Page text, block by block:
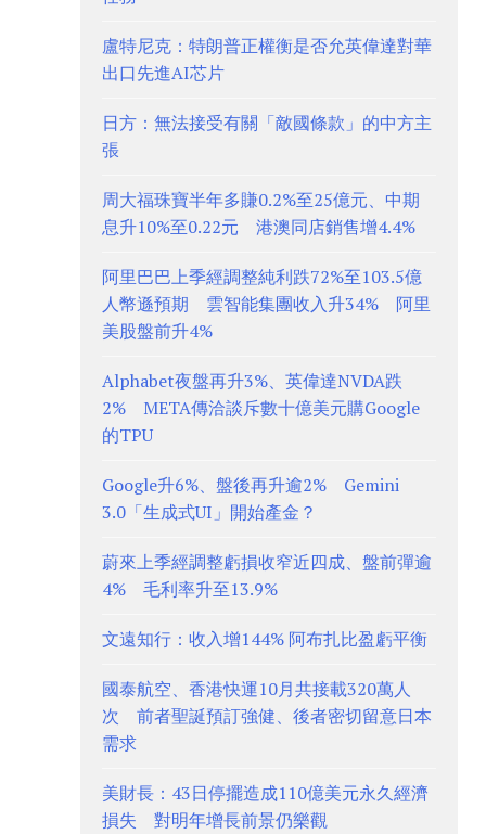
盧特尼克：特朗普正權衡是否允英偉達對華
出口先進AI芯片
日方：無法接受有關「敵國條款」的中方主
張
周大福珠寶半年多賺0.2%至25億元、中期
息升10%至0.22元 港澳同店銷售增4.4%
阿里巴巴上季經調整純利跌72%至103.5億
人幣遜預期 雲智能集團收入升34% 阿里
美股盤前升4%
Alphabet夜盤再升3%、英偉達NVDA跌
2% META傳洽談斥數十億美元購Google
的TPU
Google升6%、盤後再升逾2% Gemini
3.0「生成式UI」開始產金？
蔚來上季經調整虧損收窄近四成、盤前彈逾
4% 毛利率升至13.9%
文遠知行：收入增144% 阿布扎比盈虧平衡
國泰航空、香港快運10月共接載320萬人
次 前者聖誕預訂強健、後者密切留意日本
需求
美財長：43日停擺造成110億美元永久經濟
損失 對明年增長前景仍樂觀